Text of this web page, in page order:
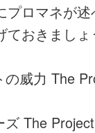
プロマネが
ておきまし
威力 The
The